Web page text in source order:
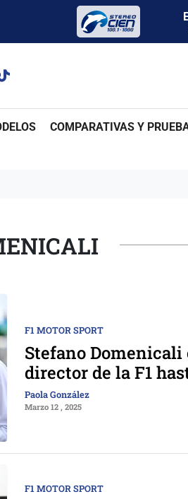
COMPARATIVAS Y
F1 MOTOR SPORT
Stefano
director de la F1
Paola González
Marzo 12 , 2025
F1 MOTOR SPORT